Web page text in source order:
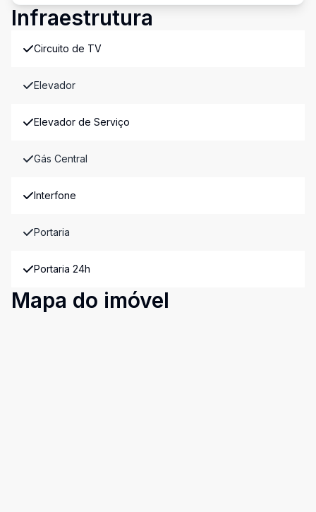
Infraestrutura
Circuito de TV
Elevador
Elevador de Serviço
Gás Central
Interfone
Portaria
Portaria 24h
Mapa do imóvel